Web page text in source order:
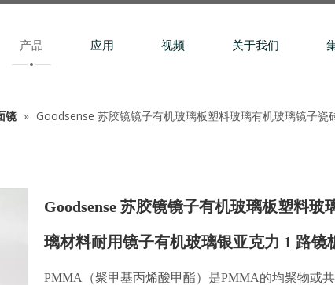
产品 应用 视频 关于我们
镜 » Goodsense 苏胶镜镜子有机玻璃板塑料玻璃有机玻璃镜子
Goodsense 苏胶镜镜子有机玻璃板塑料
璃材料耐用镜​​子有机玻璃银亚克力 1 路镜
PMMA（聚甲基丙烯酸甲酯）是PMMA的均聚物或